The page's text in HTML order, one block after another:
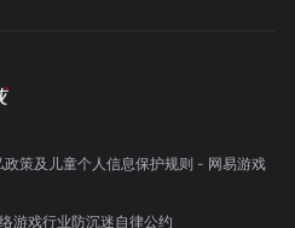
政策及儿童个人信息保护规则 - 网易游戏
游戏行业防沉迷自律公约